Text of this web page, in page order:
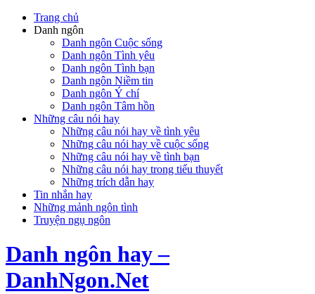
Trang chủ
Danh ngôn
Danh ngôn Cuộc sống
Danh ngôn Tình yêu
Danh ngôn Tình bạn
Danh ngôn Niềm tin
Danh ngôn Ý chí
Danh ngôn Tâm hồn
Những câu nói hay
Những câu nói hay về tình yêu
Những câu nói hay về cuộc sống
Những câu nói hay về tình bạn
Những câu nói hay trong tiểu thuyết
Những trích dẫn hay
Tin nhắn hay
Những mảnh ngôn tình
Truyện ngụ ngôn
Danh ngôn hay –
DanhNgon.Net